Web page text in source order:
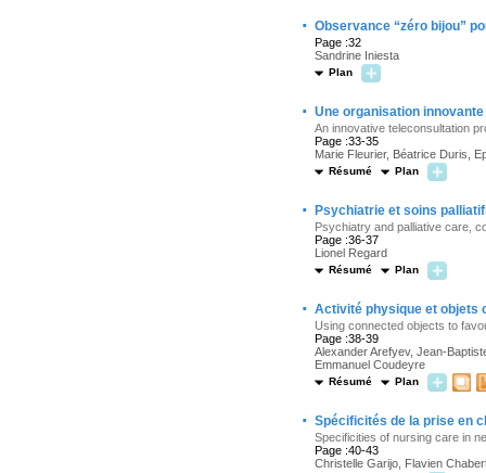
· Observance “zéro bijou”
Page :32
Sandrine Iniesta
Plan
· Une organisation
An innovative teleconsultation
Page :33-35
Marie Fleurier, Béatrice Duris,
Résumé Plan
· Psychiatrie et soins
Psychiatry and palliative care,
Page :36-37
Lionel Regard
Résumé Plan
· Activité physique et objets
Using connected objects to
Page :38-39
Alexander Arefyev, Jean-
Emmanuel Coudeyre
Résumé Plan
· Spécificités de la prise en
Specificities of nursing care in
Page :40-43
Christelle Garijo, Flavien